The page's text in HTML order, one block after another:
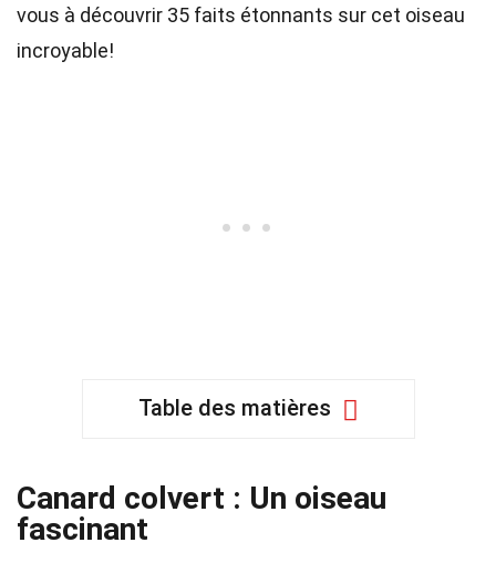
vous à découvrir 35 faits étonnants sur cet oiseau
incroyable!
Table des matières
Canard colvert : Un oiseau
fascinant